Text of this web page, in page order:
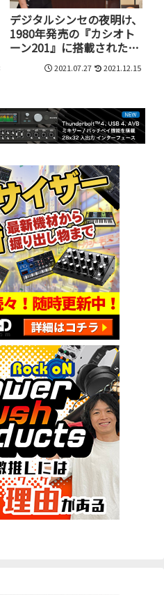
デジタルシンセの夜明け、
1980年発売の『カシオト
ーン201』に搭載された画
期的アイディア、子音・母
音音源システム
2021.07.27 2021.12.15